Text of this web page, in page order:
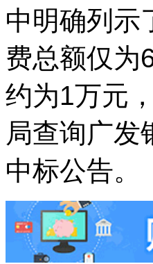
中明确列示
费总额仅为
约为1万元
局查询广发
中标公告。